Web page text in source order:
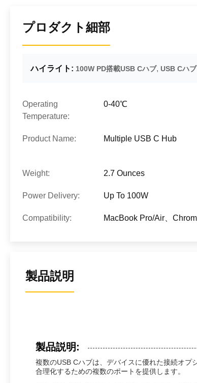
プロダクト細部
ハイライト: 100W PD搭載USB Cハブ, USB Cハ
Operating
Temperature:
0-40℃
Product Name: Multiple USB C Hub
Weight: 2.7 Ounces
Power Delivery: Up To 100W
Compatibility: MacBook Pro/Air、
製品説明
製品説明:
複数のUSB Cハブは、デバイスに優れた接続オ
合理化するための複数のポートを提供します。